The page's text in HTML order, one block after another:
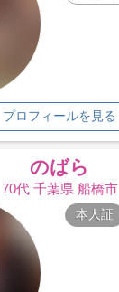
プロフィールを見る
のばら
70代 千葉県 船橋市
本人証